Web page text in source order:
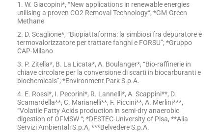
1. W. Giacopini*, “New applications in renewable energies
utilising a proven CO2 Removal Technology“; *GM-Green
Methane
2. D. Scaglione*, “Biopiattaforma: la simbiosi fra depuratore e
termovalorizzatore per trattare fanghi e FORSU”; *Gruppo
CAP-Milano
3. P. Zitella*, B. La Licata*, A. Boulanger*, “Bio-raffinerie in
chiave circolare per la conversione di scarti in biocarburanti e
biochemicals”; *Environment Park S.p.A.
4. E. Rossi*, I. Pecorini*, R. Lannelli*, A. Scappini**, D.
Scamardella**, C. Marianelli**, F. Piccini**, A. Merlini***,
“Volatile Fatty Acids production in semi-dry anaerobic
digestion of OFMSW “; *DESTEC-University of Pisa, **Alia
Servizi Ambientali S.p.A, ***Belvedere S.p.A.